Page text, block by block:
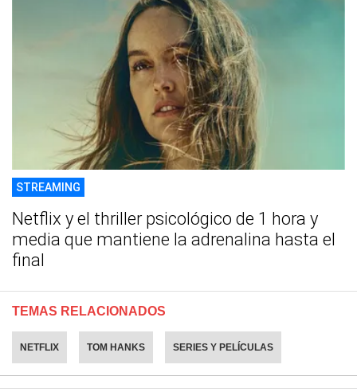
STREAMING
Netflix y el thriller psicológico de 1 hora y
media que mantiene la adrenalina hasta el
final
TEMAS RELACIONADOS
NETFLIX TOM HANKS SERIES Y PELÍCULAS